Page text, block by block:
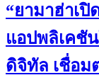
“ยามาฮ่าเปิ
แอปพลิเคชั
ดิจิทัล เชื่อม